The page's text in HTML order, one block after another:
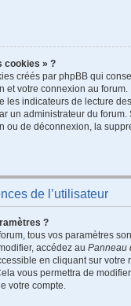
cookies » ?
créés par phpBB qui
et votre connexion au
les indicateurs de lecture
un administrateur du forum.
ou de déconnexion, la
de l’utilisateur
?
tous vos paramètres
accédez au Panneau
en cliquant sur votre
vous permettra de
votre compte.